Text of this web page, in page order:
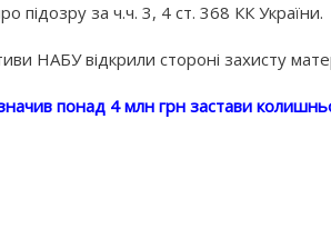
підозру за ч.ч. 3, 4 ст. 368 КК України.
НАБУ відкрили стороні захисту
понад 4 млн грн застави